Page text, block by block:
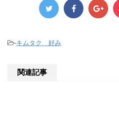
-キムタク 好み
関連記事